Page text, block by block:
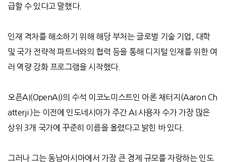
급할 수 있다고 말했다.
인재 격차를 해소하기 위해 해당 부처는 글로벌 기술 기업
대학
및 국가 전략적 파트너와의 협력 등을 통해 디지털 인재를 위한 여
러 역량 강화 프로그램을 시작했다.
오픈AI(OpenAI)의 수석 이코노미스트인 아론 채터지 (Aaron Ch
atterji )는 이전에 인도네시아가 주간AI 사용자 수가 가장 많은
상위 3개 국가에 꾸준히 이름을 올렸다고 밝힌 바 있다.
그러나 그는 동남아시아에서 가장 큰 경제 규모를 자랑하는 인도